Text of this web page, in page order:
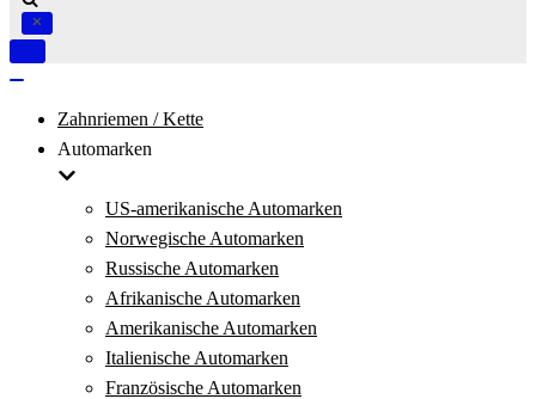
Navigation
Zahnriemen / Kette
Automarken
US-amerikanische Automarken
Norwegische Automarken
Russische Automarken
Afrikanische Automarken
Amerikanische Automarken
Italienische Automarken
Französische Automarken